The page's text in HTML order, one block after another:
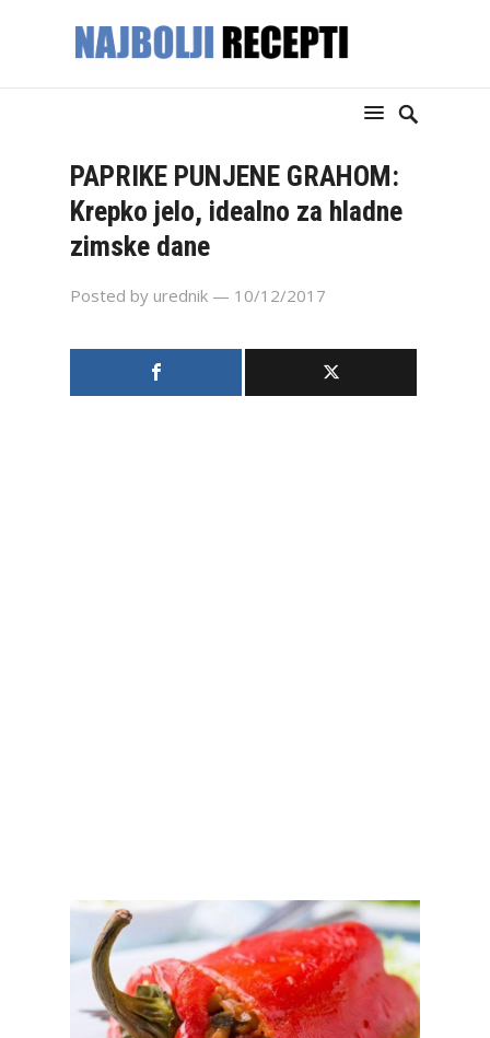
PAPRIKE PUNJENE GRAHOM:
Krepko jelo, idealno za hladne
zimske dane
Posted by urednik — 10/12/2017